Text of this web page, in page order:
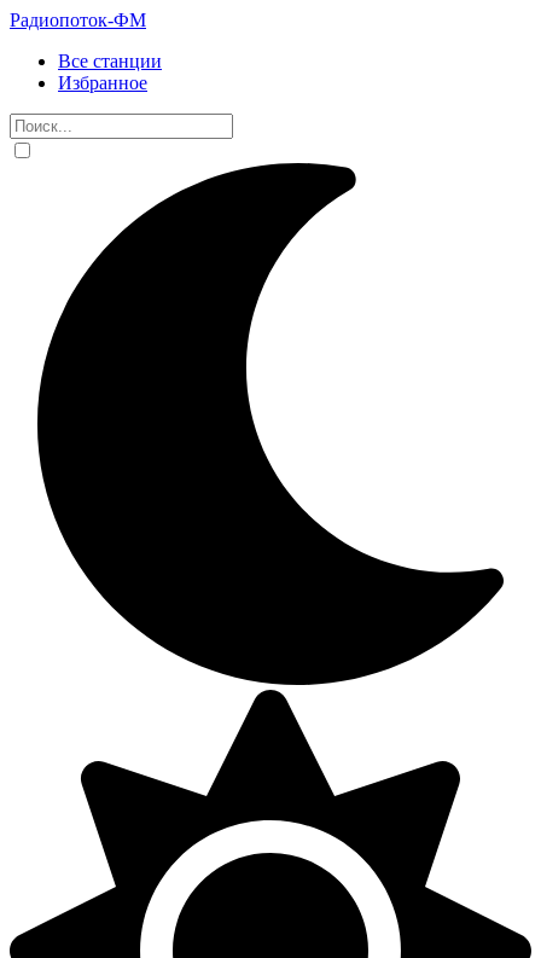
Радиопоток-ФМ
Все станции
Избранное